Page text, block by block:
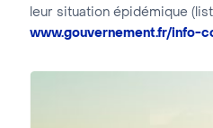
leur situation épidémique
www.gouvernement.fr/info-